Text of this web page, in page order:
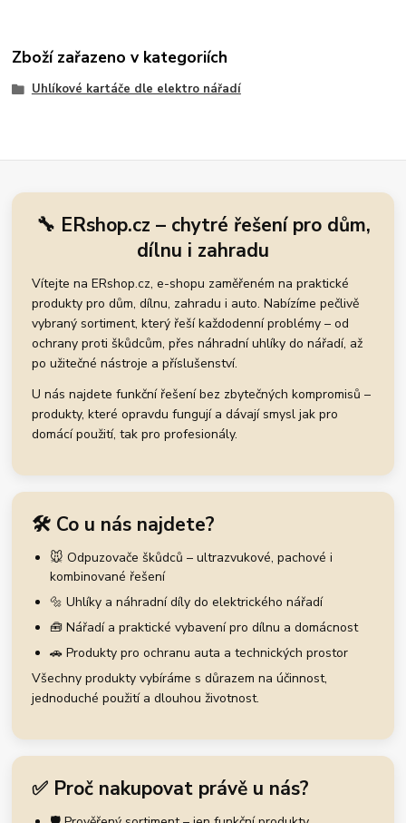
Zboží zařazeno v kategoriích
Uhlíkové kartáče dle elektro nářadí
🔧 ERshop.cz – chytré řešení pro dům,
dílnu i zahradu
Vítejte na ERshop.cz, e-shopu zaměřeném na praktické
produkty pro dům, dílnu, zahradu i auto. Nabízíme pečlivě
vybraný sortiment, který řeší každodenní problémy – od
ochrany proti škůdcům, přes náhradní uhlíky do nářadí, až
po užitečné nástroje a příslušenství.
U nás najdete funkční řešení bez zbytečných kompromisů –
produkty, které opravdu fungují a dávají smysl jak pro
domácí použití, tak pro profesionály.
🛠️ Co u nás najdete?
🐭 Odpuzovače škůdců – ultrazvukové, pachové i
kombinované řešení
🔩 Uhlíky a náhradní díly do elektrického nářadí
🧰 Nářadí a praktické vybavení pro dílnu a domácnost
🚗 Produkty pro ochranu auta a technických prostor
Všechny produkty vybíráme s důrazem na účinnost,
jednoduché použití a dlouhou životnost.
✅ Proč nakupovat právě u nás?